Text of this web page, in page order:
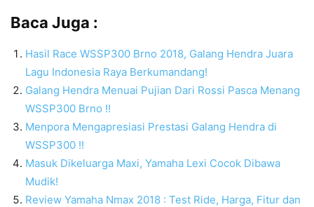
Baca Juga :
Hasil Race WSSP300 Brno 2018, Galang Hendra Juara
Lagu Indonesia Raya Berkumandang!
Galang Hendra Menuai Pujian Dari Rossi Pasca Menang
WSSP300 Brno !!
Menpora Mengapresiasi Prestasi Galang Hendra di
WSSP300 !!
Masuk Dikeluarga Maxi, Yamaha Lexi Cocok Dibawa
Mudik!
Review Yamaha Nmax 2018 : Test Ride, Harga, Fitur dan